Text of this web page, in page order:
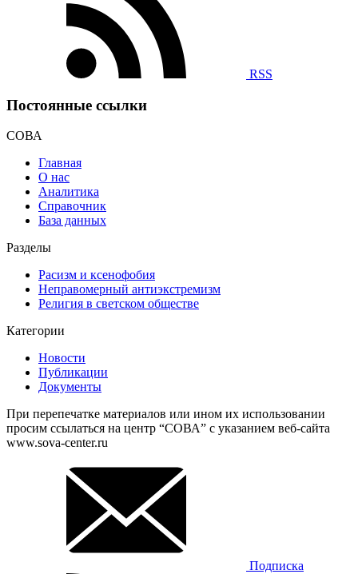
RSS
Постоянные ссылки
СОВА
Главная
О нас
Аналитика
Справочник
База данных
Разделы
Расизм и ксенофобия
Неправомерный антиэкстремизм
Религия в светском обществе
Категории
Новости
Публикации
Документы
При перепечатке материалов или ином их использовании
просим ссылаться на центр “СОВА” с указанием веб-сайта
www.sova-center.ru
Подписка